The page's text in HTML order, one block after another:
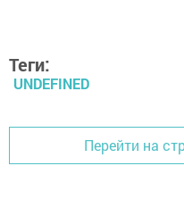
Теги:
UNDEFINED
Перейти на